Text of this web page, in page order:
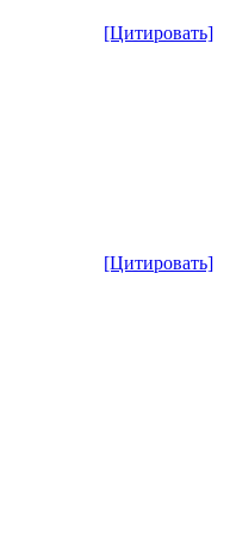
[Цитировать]
[Цитировать]